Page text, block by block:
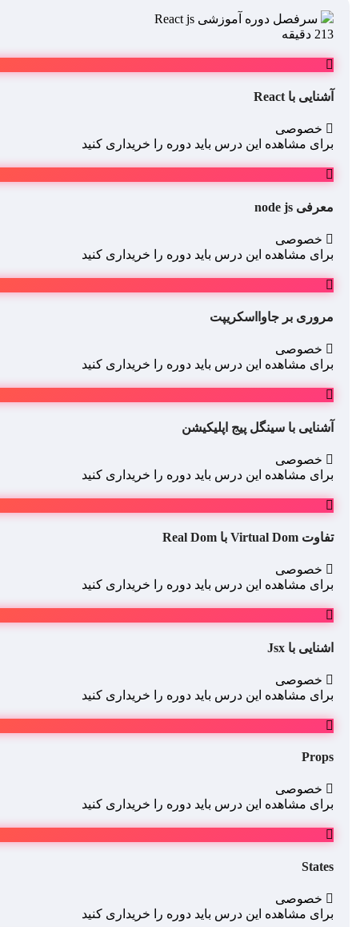
سرفصل دوره آموزشی React js
213 دقیقه
آشنایی با React
خصوصی
برای مشاهده این درس باید دوره را خریداری کنید
معرفی node js
خصوصی
برای مشاهده این درس باید دوره را خریداری کنید
مروری بر جاوااسکریپت
خصوصی
برای مشاهده این درس باید دوره را خریداری کنید
آشنایی با سینگل پیج اپلیکیشن
خصوصی
برای مشاهده این درس باید دوره را خریداری کنید
تفاوت Virtual Dom با Real Dom
خصوصی
برای مشاهده این درس باید دوره را خریداری کنید
اشنایی با Jsx
خصوصی
برای مشاهده این درس باید دوره را خریداری کنید
Props
خصوصی
برای مشاهده این درس باید دوره را خریداری کنید
States
خصوصی
برای مشاهده این درس باید دوره را خریداری کنید